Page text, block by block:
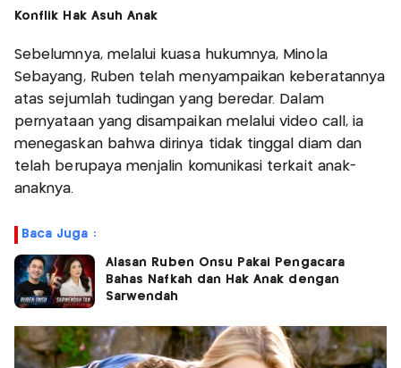
Konflik Hak Asuh Anak
Sebelumnya, melalui kuasa hukumnya, Minola
Sebayang, Ruben telah menyampaikan keberatannya
atas sejumlah tudingan yang beredar. Dalam
pernyataan yang disampaikan melalui video call, ia
menegaskan bahwa dirinya tidak tinggal diam dan
telah berupaya menjalin komunikasi terkait anak-
anaknya.
Baca Juga :
Alasan Ruben Onsu Pakai Pengacara
Bahas Nafkah dan Hak Anak dengan
Sarwendah